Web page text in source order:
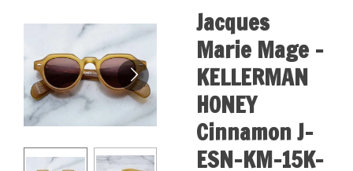
Jacques
Marie Mage -
KELLERMAN
HONEY
Cinnamon J-
ESN-KM-15K-